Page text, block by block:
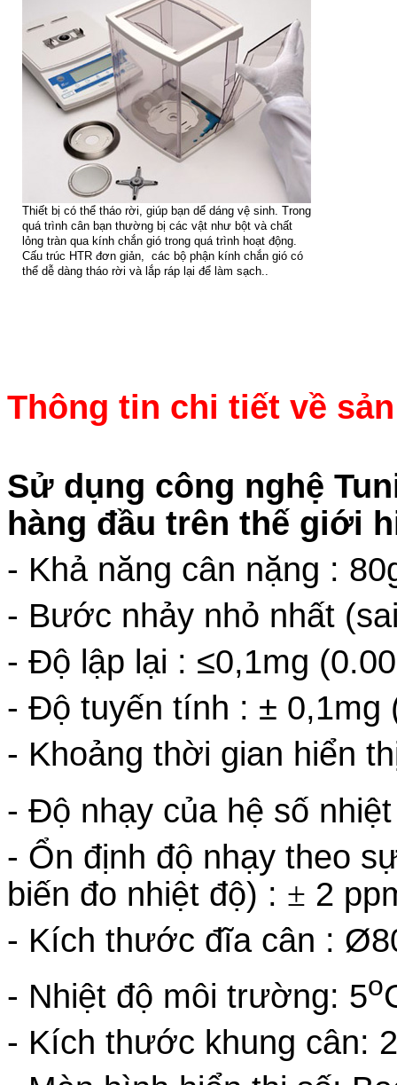
Thiết bị có thể tháo rời, giúp bạn dể dáng vệ sinh. Trong
quá trình cân bạn thường bị các vật như bột và chất
lỏng tràn qua kính chắn gió trong quá trình hoạt động.
Cấu trúc HTR đơn giản, các bộ phận kính chắn gió có
thể dễ dàng tháo rời và lắp ráp lại để làm sạch..
Thông tin chi tiết về
Sử dụng công nghệ
hàng đầu trên thế giới
- Khả năng cân nặng :
- Bước nhảy nhỏ nhất
- Độ lập lại : ≤0,1mg
- Độ tuyến tính : ± 0,1mg
- Khoảng thời gian hiển
- Độ nhạy của hệ số
- Ổn định độ nhạy theo
biến đo nhiệt độ) : ± 2
- Kích thước đĩa cân :
- Nhiệt độ môi trường: 5o
- Kích thước khung cân: